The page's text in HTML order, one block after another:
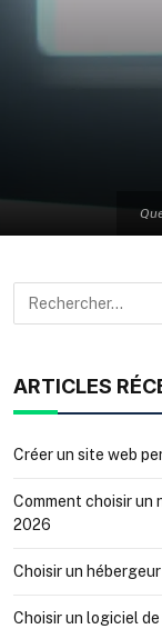
ARTICLES
Créer un site web
Comment choisir un
2026
Choisir un
Choisir un logiciel